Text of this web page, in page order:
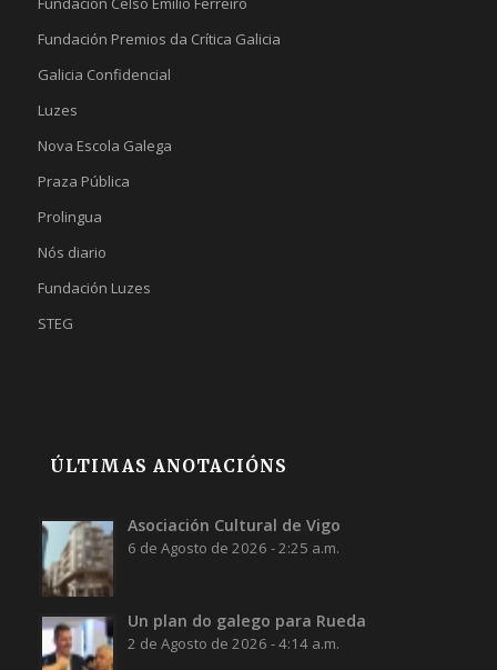
Fundación Premios da Crítica Galicia
Galicia Confidencial
Luzes
Nova Escola Galega
Praza Pública
Prolingua
Nós diario
Fundación Luzes
STEG
ÚLTIMAS ANOTACIÓNS
Asociación Cultural de Vigo
6 de Agosto de 2026 - 2:25 a.m.
Un plan do galego para Rueda
2 de Agosto de 2026 - 4:14 a.m.